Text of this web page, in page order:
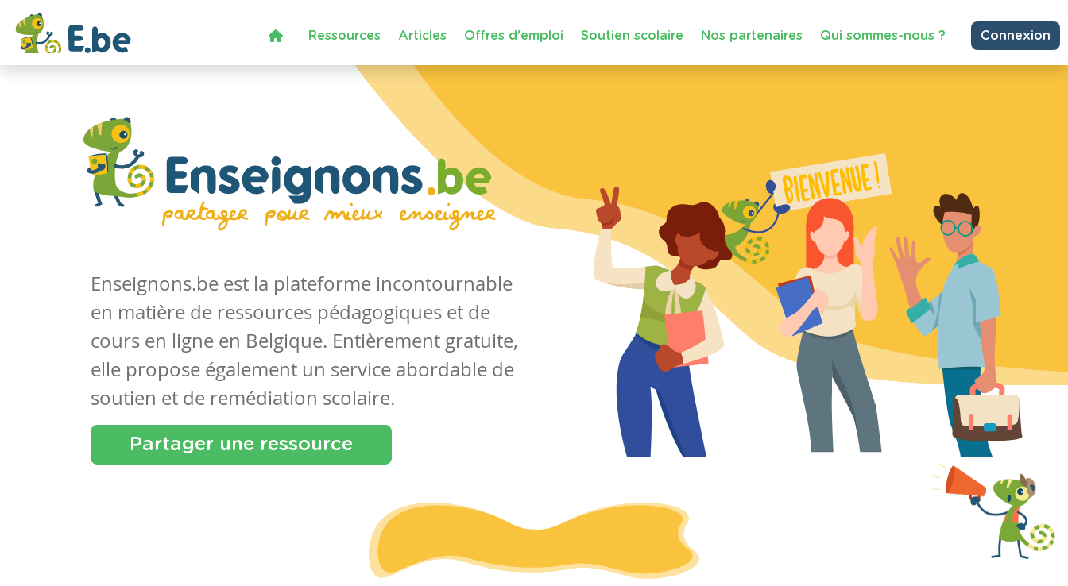
Ressources Articles Offres d'emploi Soutien scolaire Nos partenaires Qui sommes-nous ? Connexion
Enseignons.be est la plateforme incontournable
en matière de ressources pédagogiques et de
cours en ligne en Belgique. Entièrement gratuite,
elle propose également un service abordable de
soutien et de remédiation scolaire.
Partager une ressource